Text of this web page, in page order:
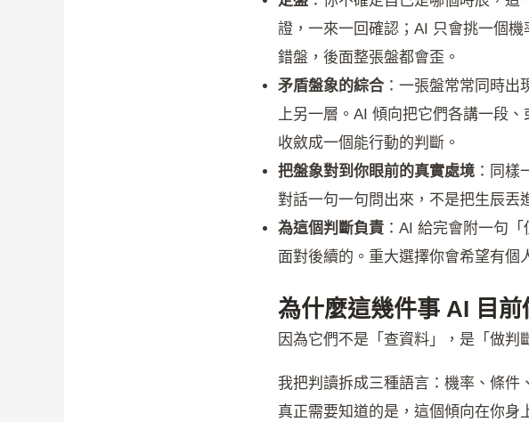
證，一來一回確認；AI 只會挑一個
錯盤，後面整張盤都會歪。
矛盾盤象的綜合 ：一張盤常常同時
上另一層。AI 傾向把它們各講一段
收斂成一個能行動的判斷。
把盤象對到你眼前的真實處境 ：同
對話一句一句問出來，不是把生辰丟
為這個判斷負責 ：AI 給完會附一句
面對後續的。重大選擇你會希望有個
為什麼這幾件事 AI 目前
因為它們不是「查資料」，是「做判
我把判讀拆成三種語言：機率、條件
真正需要知道的是，這個傾向在你身